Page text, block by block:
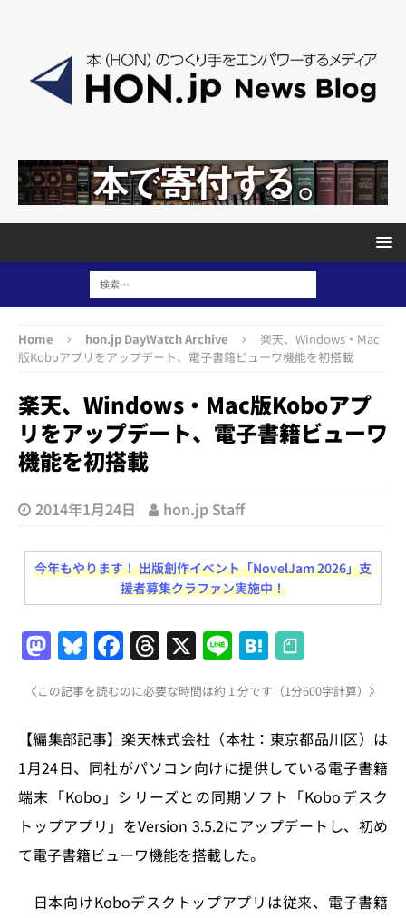
Home hon.jp DayWatch Archive
楽天、Windows・Mac
版Koboアプリをアップデート、電子書籍ビューワ機能を初搭載
楽天、Windows・Mac版Koboアプ
リをアップデート、電子書籍ビューワ
機能を初搭載
2014年1月24日 hon.jp Staff
今年もやります！ 出版創作イベント「NovelJam 2026」支
援者募集クラファン実施中！
M
a
st
o
d
o
n
Bl
u
e
s
k
y
F
a
c
e
b
o
o
k
T
h
re
a
d
s
X Li
n
e
H
at
e
n
a
《この記事を読むのに必要な時間は約 1 分です（1分600字計算）》
【編集部記事】楽天株式会社（本社：東京都品川区）は
1月24日、同社がパソコン向けに提供している電子書籍
端末「Kobo」シリーズとの同期ソフト「Koboデスク
トップアプリ」をVersion 3.5.2にアップデートし、初め
て電子書籍ビューワ機能を搭載した。
日本向けKoboデスクトップアプリは従来、電子書籍